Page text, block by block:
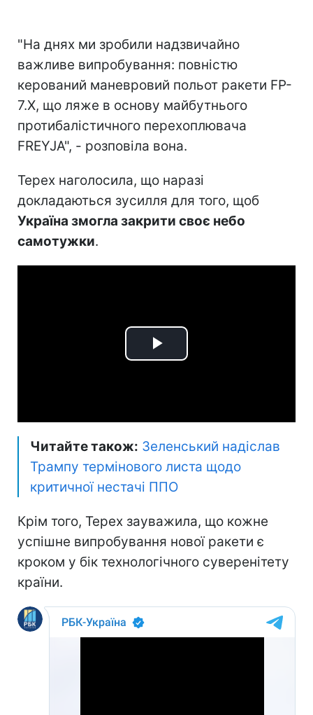
"На днях ми зробили надзвичайно
важливе випробування: повністю
керований маневровий польот ракети FP-
7.X, що ляже в основу майбутнього
протибалістичного перехоплювача
FREYJA", - розповіла вона.
Терех наголосила, що наразі
докладаються зусилля для того, щоб
Україна змогла закрити своє небо
самотужки.
Play
Читайте також: Зеленський надіслав
Трампу термінового листа щодо
критичної нестачі ППО
Крім того, Терех зауважила, що кожне
успішне випробування нової ракети є
кроком у бік технологічного суверенітету
країни.